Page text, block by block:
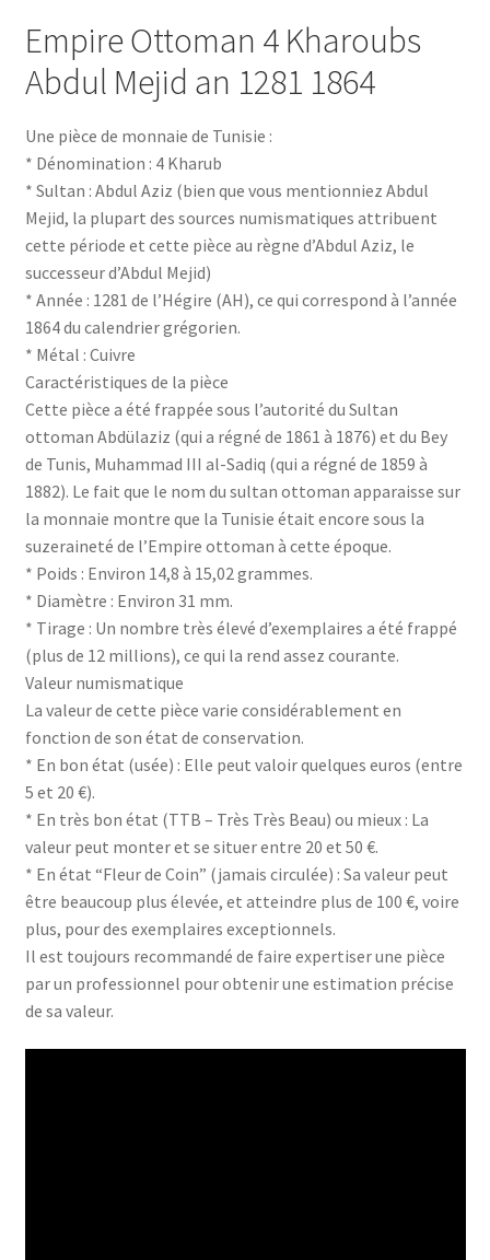
Empire Ottoman 4 Kharoubs
Abdul Mejid an 1281 1864
Une pièce de monnaie de Tunisie :
* Dénomination : 4 Kharub
* Sultan : Abdul Aziz (bien que vous mentionniez Abdul
Mejid, la plupart des sources numismatiques attribuent
cette période et cette pièce au règne d’Abdul Aziz, le
successeur d’Abdul Mejid)
* Année : 1281 de l’Hégire (AH), ce qui correspond à l’année
1864 du calendrier grégorien.
* Métal : Cuivre
Caractéristiques de la pièce
Cette pièce a été frappée sous l’autorité du Sultan
ottoman Abdülaziz (qui a régné de 1861 à 1876) et du Bey
de Tunis, Muhammad III al-Sadiq (qui a régné de 1859 à
1882). Le fait que le nom du sultan ottoman apparaisse sur
la monnaie montre que la Tunisie était encore sous la
suzeraineté de l’Empire ottoman à cette époque.
* Poids : Environ 14,8 à 15,02 grammes.
* Diamètre : Environ 31 mm.
* Tirage : Un nombre très élevé d’exemplaires a été frappé
(plus de 12 millions), ce qui la rend assez courante.
Valeur numismatique
La valeur de cette pièce varie considérablement en
fonction de son état de conservation.
* En bon état (usée) : Elle peut valoir quelques euros (entre
5 et 20 €).
* En très bon état (TTB – Très Très Beau) ou mieux : La
valeur peut monter et se situer entre 20 et 50 €.
* En état “Fleur de Coin” (jamais circulée) : Sa valeur peut
être beaucoup plus élevée, et atteindre plus de 100 €, voire
plus, pour des exemplaires exceptionnels.
Il est toujours recommandé de faire expertiser une pièce
par un professionnel pour obtenir une estimation précise
de sa valeur.